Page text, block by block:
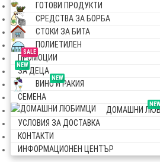
ГОТОВИ ПРОДУКТИ
СРЕДСТВА ЗА БОРБА
СТОКИ ЗА БИТА
ПОЛИЕТИЛЕН
SALE
ПРОМОЦИИ
NEW
ЗА ДЕЦА
NEW
ВИНО И РАКИЯ
СЕМЕНА
NEW
ДОМАШНИ
УСЛОВИЯ ЗА ДОСТАВКА
КОНТАКТИ
ИНФОРМАЦИОНЕН ЦЕНТЪР